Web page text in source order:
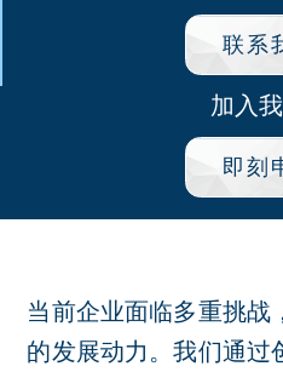
联系
加入
即刻
当前企业面临多重挑战
的发展动力。我们通过